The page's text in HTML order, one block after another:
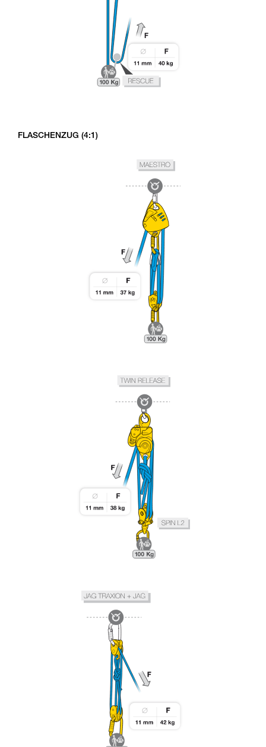
FLASCHENZUG (4:1)